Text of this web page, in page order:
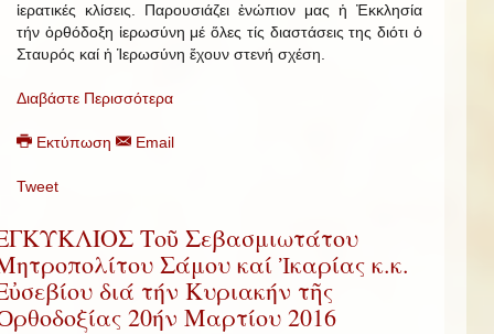
ἱερατικές κλίσεις. Παρουσιάζει ἐνώπιον μας ἡ Ἐκκλησία
τήν ὀρθόδοξη ἱερωσύνη μέ ὅλες τίς διαστάσεις της διότι ὁ
Σταυρός καί ἡ Ἱερωσύνη ἔχουν στενή σχέση.
Διαβάστε Περισσότερα
Εκτύπωση Email
Tweet
Τοῦ Σεβασμιωτάτου
Σάμου καί Ἰκαρίας κ.κ.
διά τήν Κυριακήν τῆς
20ήν Μαρτίου 2016